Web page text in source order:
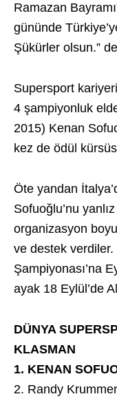
Ramazan
gününde
Şükürler olsun.”
Supersport
4 şampiyonluk
2015) Kenan
kez de ödül
Öte yandan
Sofuoğlu’nu
organizasyon
ve destek
Şampiyonası’na
ayak 18 Eylül’de
DÜNYA
KLASMAN
1. KENAN
2. Randy